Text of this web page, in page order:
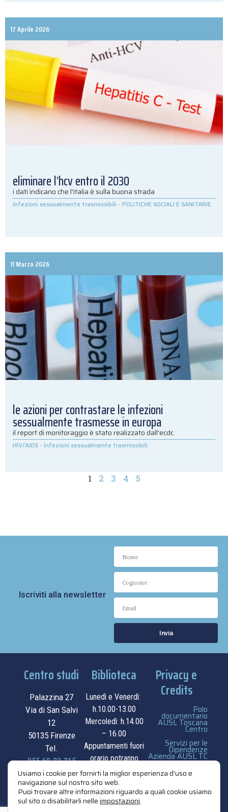
17 Aprile 2026
eliminare l’hcv entro il 2030
i dati indicano che l'italia è sulla buona strada
Infezioni sessualmente trasmissibili - POLITICHE SOCIALI E SANITARIE
11 Marzo 2026
le azioni per contrastare le infezioni
sessualmente trasmesse in europa
il report di monitoraggio è stato realizzato dall'ecdc
HIV/AIDS - Infezioni sessualmente trasmissibili
1 2 3 4 5
Iscriviti alla newsletter
Invia
Centro studi
Palazzina 27
Via di San Salvi
12
50135 Firenze
Tel.
055.69.33.315
contatti
Biblioteca
Lunedì e Venerdì:
h.10.00-13.00
Mercoledì: h.14.00
– 16.00
Appuntamenti fuori
orario potranno
essere
concordati su
appuntamento.
Privacy e
Credits
Polo
documentario
AUSL Toscana
Centro
Servizi per le
Dipendenze
Azienda AUSL TC
privacy e cookie
Usiamo i cookie per fornirti la miglior esperienza d'uso e
navigazione sul nostro sito web.
Puoi trovare altre informazioni riguardo a quali cookie usiamo
sul sito o disabilitarli nelleimpostazioni.